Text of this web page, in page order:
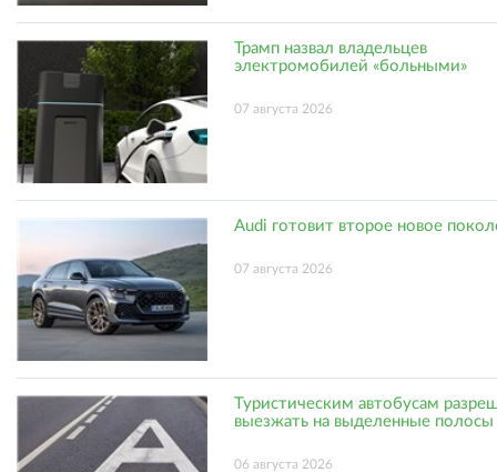
Трамп назвал владельцев
электромобилей «больными»
07 августа 2026
Audi готовит второе новое
07 августа 2026
Туристическим автобусам
выезжать на выделенные полосы
06 августа 2026